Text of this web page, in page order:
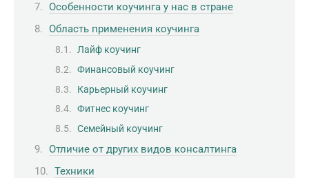
Особенности коучинга у нас в стране
Область применения коучинга
Лайф коучинг
Финансовый коучинг
Карьерный коучинг
Фитнес коучинг
Семейный коучинг
Отличие от других видов консалтинга
Техники